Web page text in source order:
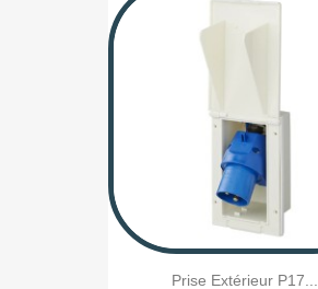
Prise Extérieur P17...